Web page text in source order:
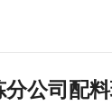
公司配